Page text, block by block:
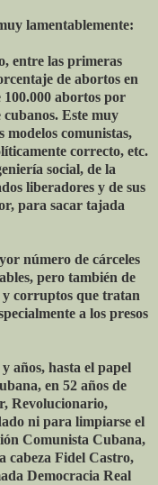
lamentablemente:
entre las primeras
de abortos en
abortos por
Este muy
modelos comunistas,
correcto, etc.
social, de la
liberadores y de sus
para sacar tajada
número de cárceles
pero también de
corruptos que tratan
a los presos
años, hasta el papel
en 52 años de
Revolucionario,
ni para limpiarse el
Comunista Cubana,
cabeza Fidel Castro,
Democracia Real